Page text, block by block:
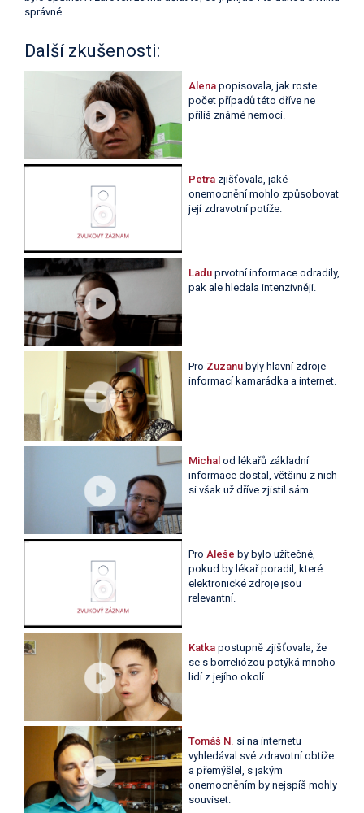
správné.
Další zkušenosti:
Alena popisovala, jak roste
počet případů této dříve ne
příliš známé nemoci.
Petra zjišťovala, jaké
onemocnění mohlo způsobovat
její zdravotní potíže.
Ladu prvotní informace odradily,
pak ale hledala intenzivněji.
Pro Zuzanu byly hlavní zdroje
informací kamarádka a internet.
Michal od lékařů základní
informace dostal, většinu z nich
si však už dříve zjistil sám.
Pro Aleše by bylo užitečné,
pokud by lékař poradil, které
elektronické zdroje jsou
relevantní.
Katka postupně zjišťovala, že
se s borreliózou potýká mnoho
lidí z jejího okolí.
Tomáš N. si na internetu
vyhledával své zdravotní obtíže
a přemýšlel, s jakým
onemocněním by nejspíš mohly
souviset.